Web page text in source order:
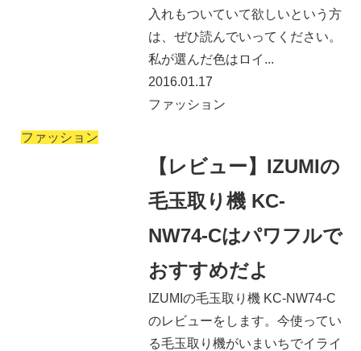
入れもついていて欲しいという方
は、ぜひ読んでいってください。
私が選んだ色はロイ...
2016.01.17
ファッション
ファッション
【レビュー】IZUMIの
毛玉取り機 KC-
NW74-Cはパワフルで
おすすめだよ
IZUMIの毛玉取り機 KC-NW74-C
のレビューをします。今使ってい
る毛玉取り機がいまいちでイライ